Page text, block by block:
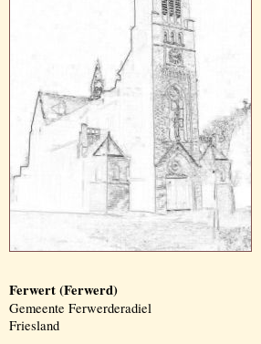
Ferwert (Ferwerd)
Gemeente Ferwerderadiel
Friesland